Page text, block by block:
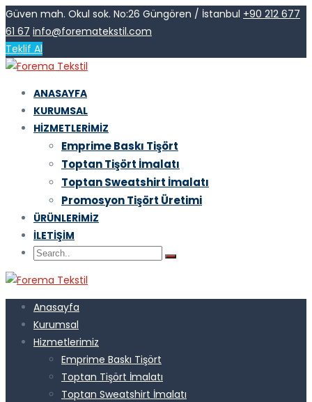
Güven mah. Okul sok. No:26 Güngören / İstanbul +90 212 677
61 67 info@forematekstil.com
Teklif Al
ANASAYFA
KURUMSAL
HIZMETLERIMIZ
Emprime Baskı Tişört
Toptan Tişört İmalatı
Toptan Sweatshirt İmalatı
Promosyon Tişört Üretimi
ÜRÜNLERIMIZ
İLETIŞIM
Anasayfa
Kurumsal
Hizmetlerimiz
Emprime Baskı Tişört
Toptan Tişört İmalatı
Toptan Sweatshirt İmalatı